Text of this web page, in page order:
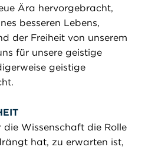
Ära hervorgebracht,
besseren Lebens,
der Freiheit von unserem
für unsere geistige
geistige
Wissenschaft die Rolle
hat, zu erwarten ist,